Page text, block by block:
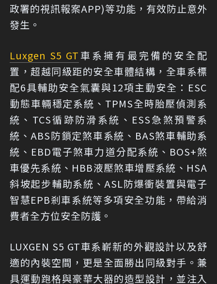
政署的視訊報案APP)等功能，有效防止意外
發生。
Luxgen S5 GT車系擁有最完備的安全配
置，超越同級距的安全車體結構，全車系標
配6具輔助安全氣囊與12項主動安全：ESC
動態車輛穩定系統、TPMS全時胎壓偵測系
統、TCS循跡防滑系統、ESS急煞預警系
統、ABS防鎖定煞車系統、BAS煞車輔助系
統、EBD電子煞車力道分配系統、BOS+煞
車優先系統、HBB液壓煞車增壓系統、HSA
斜坡起步輔助系統、ASL防爆衝裝置與電子
智慧EPB剎車系統等多項安全功能，帶給消
費者全方位安全防護。
LUXGEN S5 GT車系嶄新的外觀設計以及舒
適的內裝空間，更是全面勝出同級對手。兼
具運動跑格與豪華大器的造型設計，並注入